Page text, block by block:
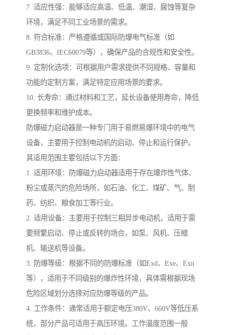
7. 适应性强：能够适应高温、低温、潮湿、腐蚀等复杂
环境，满足不同工业场景的需求。
8. 符合标准：严格遵循或国际防爆电气标准（如
GB3836、IEC60079等），确保产品的合规性和安全性。
9. 定制化选项：可根据用户需求提供不同规格、容量和
功能的定制方案，满足特定应用场景的要求。
10. 长寿命：通过材料和工艺，延长设备使用寿命，降低
更换频率和维护成本。
防爆磁力启动器是一种专门用于易燃易爆环境中的电气
设备，主要用于控制电动机的启动、停止和运行保护。
其适用范围主要包括以下方面：
1. 适用环境：防爆磁力启动器适用于存在爆炸性气体、
粉尘或蒸汽的危险场所，如石油、化工、煤矿、气、制
药、纺织、粮食加工等行业。
2. 适用设备：主要用于控制三相异步电动机，适用于需
要频繁启动、停止或反转的场合，如泵、风机、压缩
机、输送机等设备。
3. 防爆等级：根据不同的防爆标准（如Exd、Exe、Exn
等），适用于不同级别的爆炸性环境，具体需根据现场
危险区域划分选择对应防爆等级的产品。
4. 工作条件：通常适用于额定电压380V、660V等低压系
统，部分产品可适用于高压环境。工作温度范围一般